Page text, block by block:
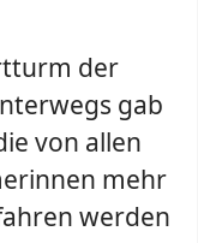
der
gab
von allen
mehr
werden